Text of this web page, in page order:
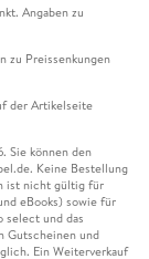
Angaben zu
zu Preissenkungen
der Artikelseite
Sie können den
Keine Bestellung
ist nicht gültig für
eBooks) sowie für
select und das
Gutscheinen und
Ein Weiterverkauf